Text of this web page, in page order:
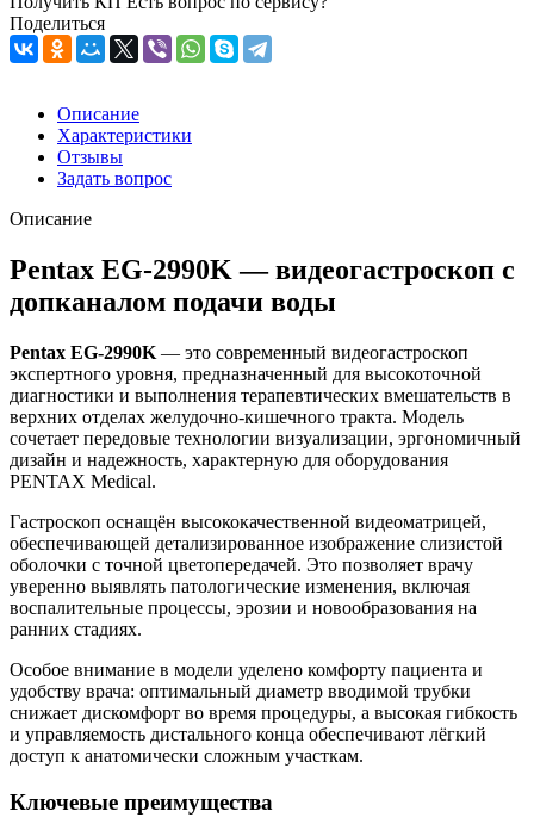
Поделиться
Описание
Характеристики
Отзывы
Задать вопрос
Описание
Pentax EG-2990K — видеогастроскоп с
допканалом подачи воды
Pentax EG-2990K — это современный видеогастроскоп
экспертного уровня, предназначенный для высокоточной
диагностики и выполнения терапевтических вмешательств в
верхних отделах желудочно-кишечного тракта. Модель
сочетает передовые технологии визуализации, эргономичный
дизайн и надежность, характерную для оборудования
PENTAX Medical.
Гастроскоп оснащён высококачественной видеоматрицей,
обеспечивающей детализированное изображение слизистой
оболочки с точной цветопередачей. Это позволяет врачу
уверенно выявлять патологические изменения, включая
воспалительные процессы, эрозии и новообразования на
ранних стадиях.
Особое внимание в модели уделено комфорту пациента и
удобству врача: оптимальный диаметр вводимой трубки
снижает дискомфорт во время процедуры, а высокая гибкость
и управляемость дистального конца обеспечивают лёгкий
доступ к анатомически сложным участкам.
Ключевые преимущества